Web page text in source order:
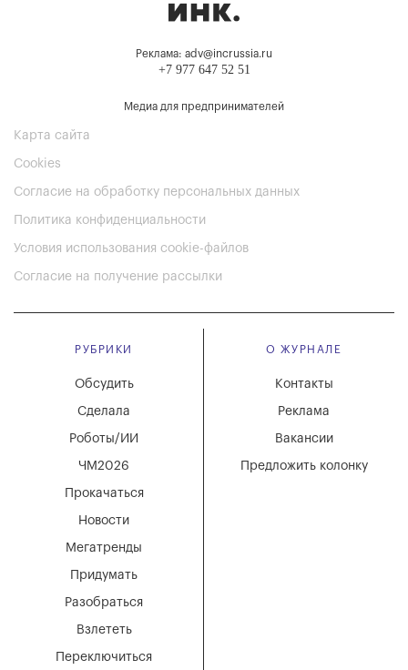
Реклама: adv@incrussia.ru
+7 977 647 52 51
Медиа для предпринимателей
Карта сайта
Cookies
Согласие на обработку персональных данных
Политика конфиденциальности
Условия использования cookie-файлов
Согласие на получение рассылки
РУБРИКИ
Мегатренды
Придумать
Разобраться
Взлететь
Новости
Переключиться
Обсудить
Сделала
Роботы/ИИ
ЧМ2026
Прокачаться
О ЖУРНАЛЕ
Вакансии
Реклама
Контакты
Предложить колонку